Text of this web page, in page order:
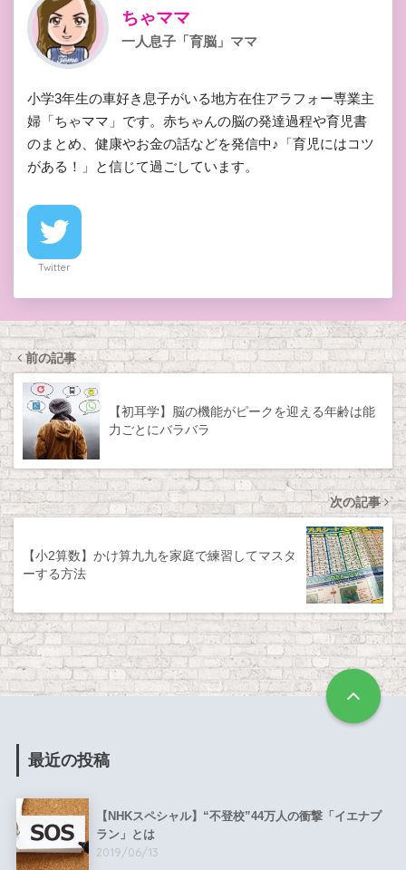
ちゃママ
一人息子「育脳」ママ
小学3年生の車好き息子がいる地方在住アラフォー専業主
婦「ちゃママ」です。赤ちゃんの脳の発達過程や育児書
のまとめ、健康やお金の話などを発信中♪「育児にはコツ
がある！」と信じて過ごしています。
Twitter
前の記事
【初耳学】脳の機能がピークを迎える年齢は能
力ごとにバラバラ
次の記事
【小2算数】かけ算九九を家庭で練習してマスタ
ーする方法
最近の投稿
【NHKスペシャル】“不登校”44万人の衝撃「イエナプ
ラン」とは
2019/06/13